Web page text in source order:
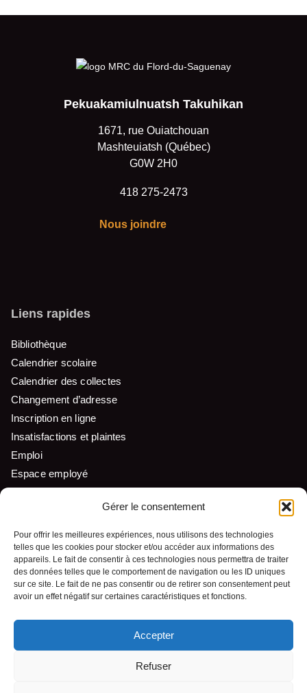
Gérer le consentement
Pour offrir les meilleures expériences, nous utilisons des technologies
telles que les cookies pour stocker et/ou accéder aux informations des
appareils. Le fait de consentir à ces technologies nous permettra de traiter
des données telles que le comportement de navigation ou les ID uniques
sur ce site. Le fait de ne pas consentir ou de retirer son consentement peut
avoir un effet négatif sur certaines caractéristiques et fonctions.
Accepter
Refuser
Pekuakamiulnuatsh Takuhikan
1671, rue Ouiatchouan
Mashteuiatsh (Québec)
G0W 2H0
418 275-2473
Nous joindre
Liens rapides
Bibliothèque
Calendrier scolaire
Calendrier des collectes
Changement d’adresse
Inscription en ligne
Insatisfactions et plaintes
Emploi
Espace employé
Nous suivre